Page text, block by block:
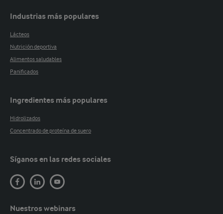
Industrias más populares
Lácteos
Nutrición deportiva
Alimentos saludables
Panificados
Ingredientes más populares
Hidrolizados
Concentrado de proteína de suero
Síganos en las redes sociales
Nuestros webinars